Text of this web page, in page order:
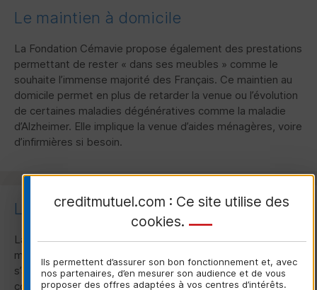
Le maintien à domicile
La Fondation Cémavie propose également des prestations
permettant de rester « dans ses meubles » comme le
souhaite l’immense majorité des Français. Ce maintien au
domicile permet en plus de retarder la venue ou l’évolution
de certaines maladies dégénératives comme la maladie
d’Alzheimer. Elle implique la venue d’aides ménagères, voire
d’infirmières si besoin.
Les autres hébergements
La Fondation Cémavie développe des alternatives au
maintien à domicile et à l’entrée en maison de retraite. Il
s’agit de logements locatifs adaptés aux attentes et aux
contraintes des personnes âgées valides, autonomes ou
creditmutuel.com : Ce site utilise des
cookies.
Ils permettent d’assurer son bon fonctionnement et, avec
nos partenaires, d’en mesurer son audience et de vous
proposer des offres adaptées à vos centres d’intérêts.